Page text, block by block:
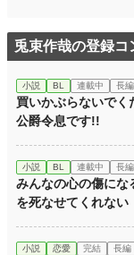
兎束作哉の登録コ
小説 BL 連載中 長編
買いかぶらないでく
公爵令息です!!
小説 BL 連載中 長編
みんなの心の傷にな
を死なせてくれない
小説 恋愛 完結 長編